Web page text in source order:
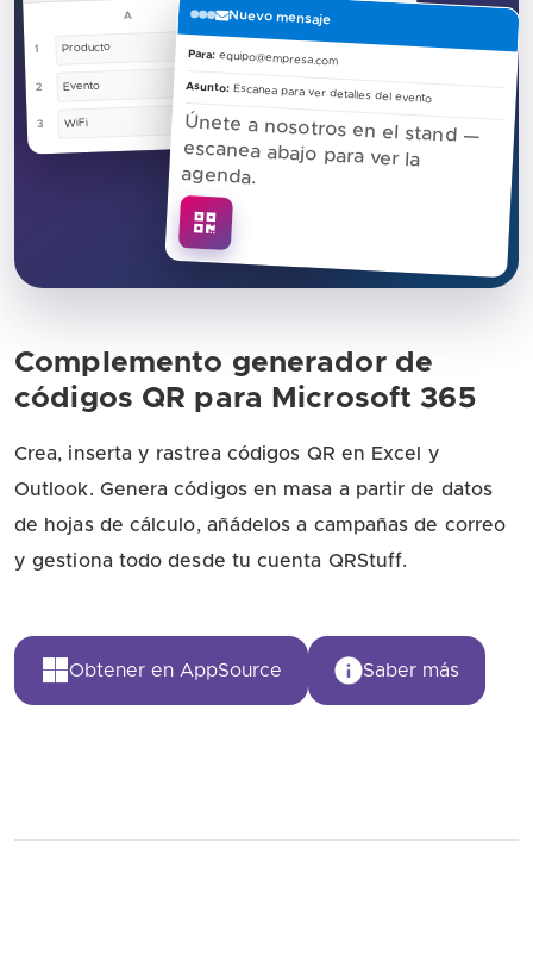
A
C
1 Producto
2 Evento
3 WiFi Guest-5G
Nuevo mensaje
Para:equipo@empresa.com
Asunto:Escanea para ver detalles del evento
Únete a nosotros en el stand —
escanea abajo para ver la
agenda.
Complemento generador de
códigos QR para Microsoft 365
Crea, inserta y rastrea códigos QR en Excel y
Outlook. Genera códigos en masa a partir de datos
de hojas de cálculo, añádelos a campañas de correo
y gestiona todo desde tu cuenta QRStuff.
Obtener en AppSource Saber más